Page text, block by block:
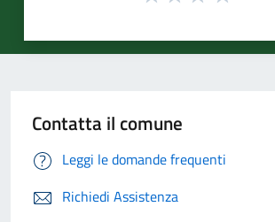
Contatta il comune
Leggi le domande frequenti
Richiedi Assistenza